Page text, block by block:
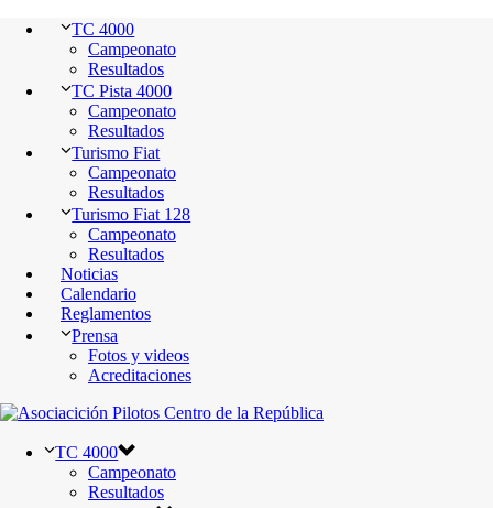
TC 4000
Campeonato
Resultados
TC Pista 4000
Campeonato
Resultados
Turismo Fiat
Campeonato
Resultados
Turismo Fiat 128
Campeonato
Resultados
Noticias
Calendario
Reglamentos
Prensa
Fotos y videos
Acreditaciones
TC 4000
Campeonato
Resultados